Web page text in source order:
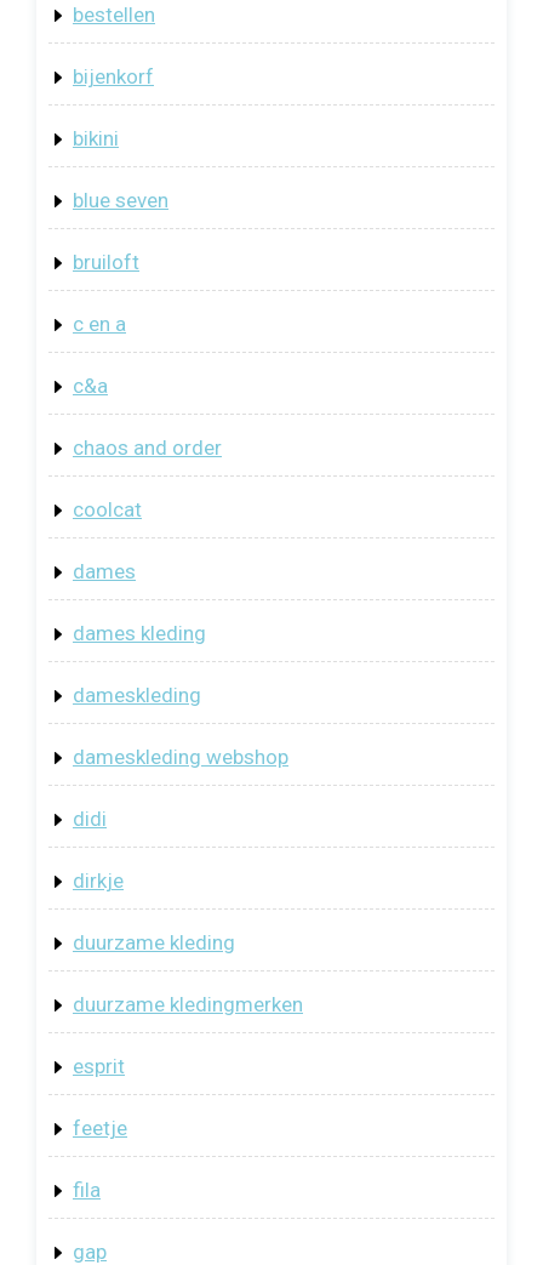
bestellen
bijenkorf
bikini
blue seven
bruiloft
c en a
c&a
chaos and order
coolcat
dames
dames kleding
dameskleding
dameskleding webshop
didi
dirkje
duurzame kleding
duurzame kledingmerken
esprit
feetje
fila
gap